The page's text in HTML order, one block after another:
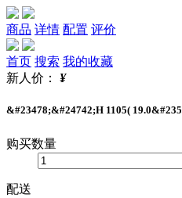
商品 详情 配置 评价
首页 搜索 我的收藏
新人价：
¥
&#23478;&#24742;H 1105(
购买数量
配送